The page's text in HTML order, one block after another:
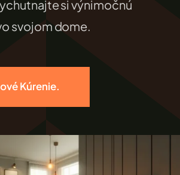
si výnimočnú
svojom dome.
Kúrenie.